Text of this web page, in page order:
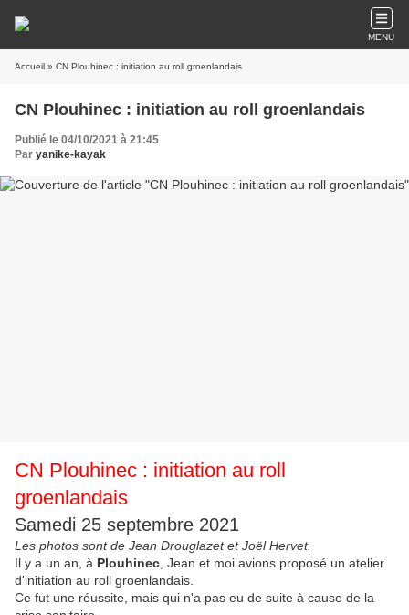
MENU
Accueil » CN Plouhinec : initiation au roll groenlandais
CN Plouhinec : initiation au roll groenlandais
Publié le 04/10/2021 à 21:45
Par yanike-kayak
CN Plouhinec : initiation au roll
groenlandais
Samedi 25 septembre 2021
Les photos sont de Jean Drouglazet et Joël Hervet.
Il y a un an, à Plouhinec , Jean et moi avions proposé un atelier
d'initiation au roll groenlandais.
Ce fut une réussite, mais qui n'a pas eu de suite à cause de la